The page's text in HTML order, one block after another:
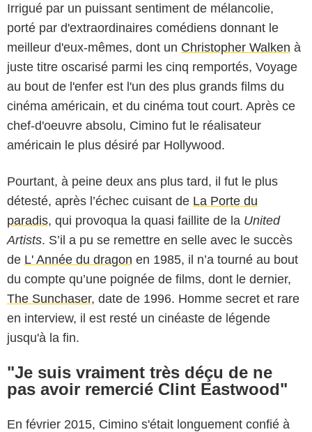
Irrigué par un puissant sentiment de mélancolie,
porté par d'extraordinaires comédiens donnant le
meilleur d'eux-mêmes, dont un Christopher Walken à
juste titre oscarisé parmi les cinq remportés, Voyage
au bout de l'enfer est l'un des plus grands films du
cinéma américain, et du cinéma tout court. Après ce
chef-d'oeuvre absolu, Cimino fut le réalisateur
américain le plus désiré par Hollywood.
Pourtant, à peine deux ans plus tard, il fut le plus
détesté, après l’échec cuisant de La Porte du
paradis, qui provoqua la quasi faillite de la United
Artists. S’il a pu se remettre en selle avec le succès
de L' Année du dragon en 1985, il n’a tourné au bout
du compte qu’une poignée de films, dont le dernier,
The Sunchaser, date de 1996. Homme secret et rare
en interview, il est resté un cinéaste de légende
jusqu'à la fin.
"Je suis vraiment très déçu de ne
pas avoir remercié Clint Eastwood"
En février 2015, Cimino s'était longuement confié à